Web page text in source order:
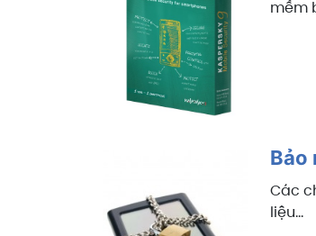
mềm
Bảo
Các
liệu…